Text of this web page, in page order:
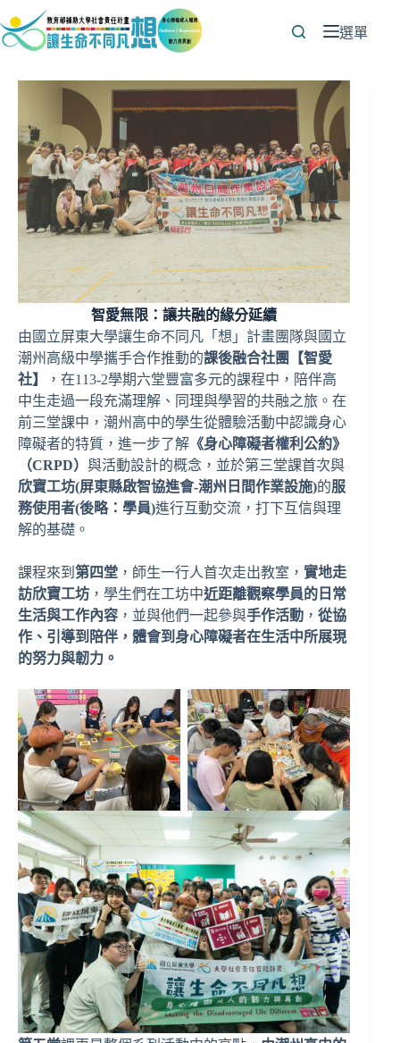
至
選單
智愛無限：讓共融的緣分延續
由國立屏東大學讓生命不同凡「想」計畫團隊與國立
潮州高級中學攜手合作推動的課後融合社團【智愛
社】
，在113-2學期六堂豐富多元的課程中，陪伴高
中生走過一段充滿理解、同理與學習的共融之旅。在
前三堂課中，潮州高中的學生從體驗活動中認識身心
障礙者的特質，進一步了解 《身心障礙者權利公約》
（CRPD） 與活動設計的概念，並於第三堂課首次與
欣寶工坊(屏東縣啟智協進會-潮州日間作業設施)的服
務使用者(後略：學員)進行互動交流，打下互信與理
解的基礎。
課程來到 第四堂 ，師生一行人首次走出教室， 實地走
訪欣寶工坊 ，學生們在工坊中近距離觀察學員的日常
生活與工作內容 ，並與他們一起參與手作活動 ， 從協
作、引導到陪伴，體會到身心障礙者在生活中所展現
的努力與韌力。